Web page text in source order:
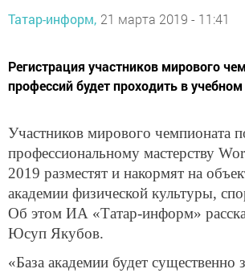
Татар-информ, 21 марта 2019 - 11:41
Регистрация участников мирового
профессий будет проходить в учебном
Участников мирового чемпионата
профессиональному мастерству
2019 разместят и накормят на
академии физической культуры,
Об этом ИА «Татар-информ»
Юсуп Якубов.
«База академии будет существенно